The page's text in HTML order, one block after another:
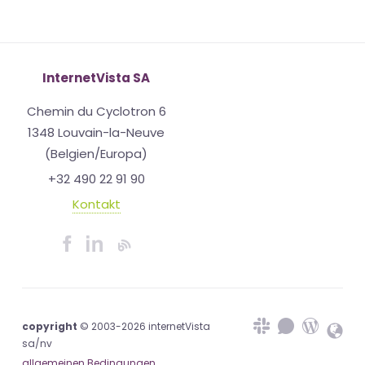
InternetVista SA
Chemin du Cyclotron 6
1348 Louvain-la-Neuve
(Belgien/Europa)
+32 490 22 91 90
Kontakt
copyright © 2003-2026 internetVista
sa/nv